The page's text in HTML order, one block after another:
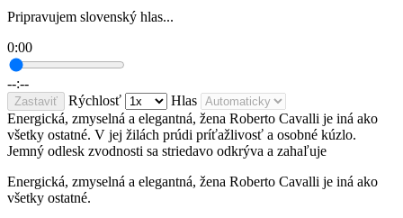
Pripravujem slovenský hlas...
0:00
--:--
Zastaviť Rýchlosť
Hlas
Energická, zmyselná a elegantná, žena Roberto Cavalli je iná ako
všetky ostatné. V jej žilách prúdi príťažlivosť a osobné kúzlo.
Jemný odlesk zvodnosti sa striedavo odkrýva a zahaľuje
Energická, zmyselná a elegantná, žena Roberto Cavalli je iná ako
všetky ostatné.